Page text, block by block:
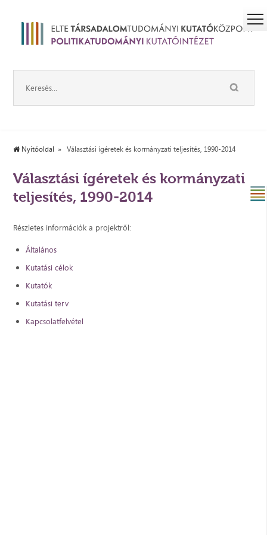
Nyitóoldal Választási ígéretek és kormányzati teljesítés, 1990-2014
Választási ígéretek és kormányzati
teljesítés, 1990-2014
Részletes információk a projektről:
Általános
Kutatási célok
Kutatók
Kutatási terv
Kapcsolatfelvétel